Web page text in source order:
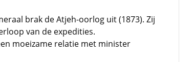
brak de Atjeh-oorlog uit (1873). Zij
van de expedities.
moeizame relatie met minister